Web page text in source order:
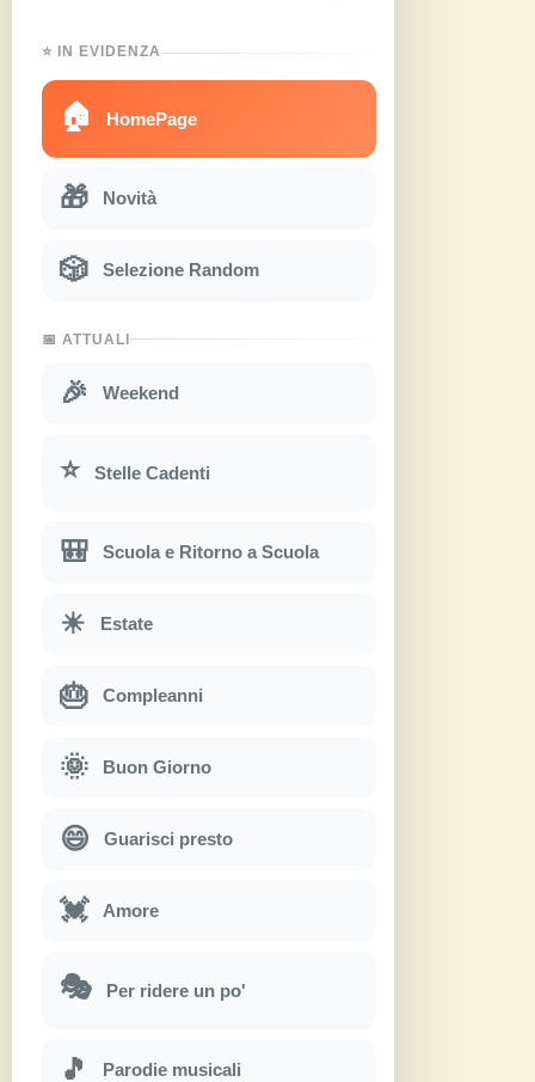
⭐ IN EVIDENZA
🏠 HomePage
🎁 Novità
🎲 Selezione Random
📅 ATTUALI
🎉 Weekend
⭐ Stelle Cadenti
🎒 Scuola e Ritorno a Scuola
☀ Estate
🎂 Compleanni
🌞 Buon Giorno
😄 Guarisci presto
💓 Amore
🎭 Per ridere un po'
🎵 Parodie musicali